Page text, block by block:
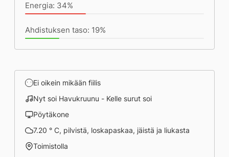
Energia: 34%
Ahdistuksen taso: 19%
Ei oikein mikään fiilis
Nyt soi Havukruunu - Kelle surut soi
Pöytäkone
7.20 ° C, pilvistä, loskapaskaa, jäistä ja liukasta
Toimistolla